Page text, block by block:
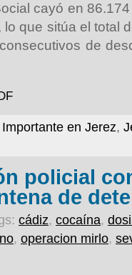
cayó en
que sitúa el total
de
Importante en Jerez,
policial
de
cádiz, cocaína,
, operacion mirlo,